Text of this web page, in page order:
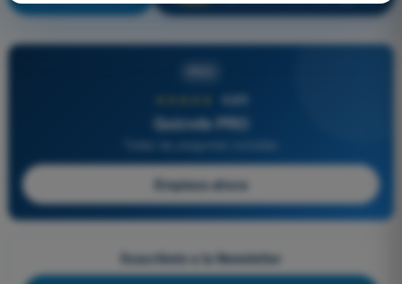
4,6/5
Quizvds PRO
Empieza ahora
Suscríbete a la Newsletter